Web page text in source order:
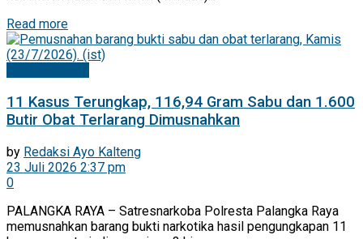
Read more
11 Kasus Terungkap, 116,94 Gram Sabu dan 1.600
Butir Obat Terlarang Dimusnahkan
by Redaksi Ayo Kalteng
23 Juli 2026 2:37 pm
0
PALANGKA RAYA – Satresnarkoba Polresta Palangka Raya
memusnahkan barang bukti narkotika hasil pengungkapan 11